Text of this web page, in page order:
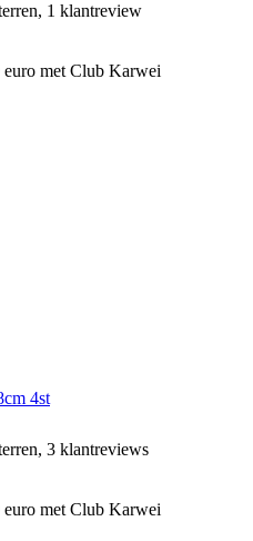
1 klantreview
met Club Karwei
4st
3 klantreviews
met Club Karwei